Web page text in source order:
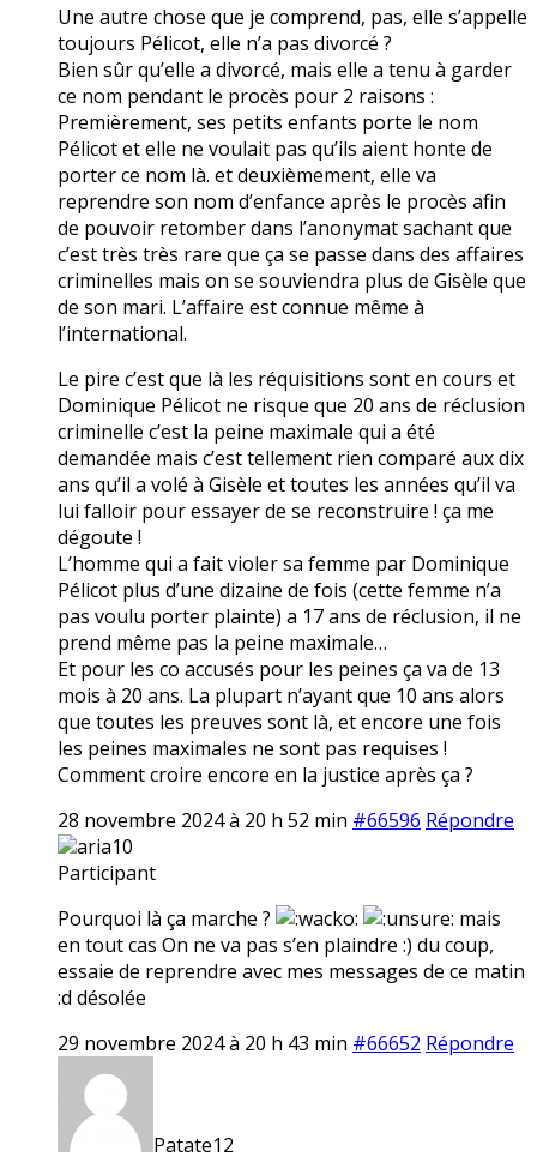
Une autre chose que je comprend, pas, elle s’appelle
toujours Pélicot, elle n’a pas divorcé ?
Bien sûr qu’elle a divorcé, mais elle a tenu à garder
ce nom pendant le procès pour 2 raisons :
Premièrement, ses petits enfants porte le nom
Pélicot et elle ne voulait pas qu’ils aient honte de
porter ce nom là. et deuxièmement, elle va
reprendre son nom d’enfance après le procès afin
de pouvoir retomber dans l’anonymat sachant que
c’est très très rare que ça se passe dans des affaires
criminelles mais on se souviendra plus de Gisèle que
de son mari. L’affaire est connue même à
l’international.
Le pire c’est que là les réquisitions sont en cours et
Dominique Pélicot ne risque que 20 ans de réclusion
criminelle c’est la peine maximale qui a été
demandée mais c’est tellement rien comparé aux dix
ans qu’il a volé à Gisèle et toutes les années qu’il va
lui falloir pour essayer de se reconstruire ! ça me
dégoute !
L’homme qui a fait violer sa femme par Dominique
Pélicot plus d’une dizaine de fois (cette femme n’a
pas voulu porter plainte) a 17 ans de réclusion, il ne
prend même pas la peine maximale…
Et pour les co accusés pour les peines ça va de 13
mois à 20 ans. La plupart n’ayant que 10 ans alors
que toutes les preuves sont là, et encore une fois
les peines maximales ne sont pas requises !
Comment croire encore en la justice après ça ?
28 novembre 2024 à 20 h 52 min #66596 Répondre
aria10
Participant
Pourquoi là ça marche ?
mais
en tout cas On ne va pas s’en plaindre :) du coup,
essaie de reprendre avec mes messages de ce matin
:d désolée
29 novembre 2024 à 20 h 43 min #66652 Répondre
Patate12